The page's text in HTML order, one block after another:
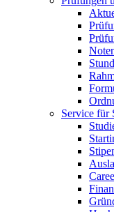
Service für